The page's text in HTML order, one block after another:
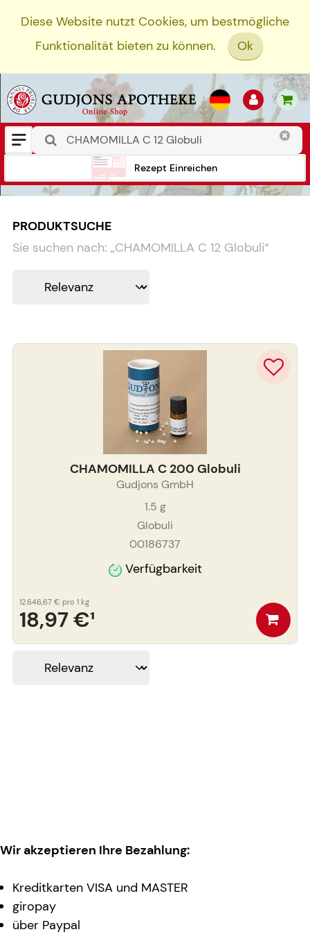
Diese Website nutzt Cookies, um bestmögliche
Funktionalität bieten zu können.
Ok
Rezept Einreichen
PRODUKTSUCHE
Sie suchen nach: „CHAMOMILLA C 12 Globuli“
CHAMOMILLA C 200 Globuli
Gudjons GmbH
1.5 g
Globuli
00186737
Verfügbarkeit
18,97 €¹
12.646,67 € pro 1 kg
Wir akzeptieren Ihre Bezahlung:
Kreditkarten VISA und MASTER
giropay
über Paypal